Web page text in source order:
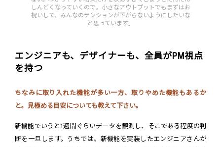
しんどくなっていくので。小さなアウトプットでもまずはお
祝いして、みんなのテンションが下がらないようにしたいな
と思っています」
エンジニアも、デザイナーも、全員がPM視点
を持つ
ちなみに取り入れた機能が多い一方、取りやめた機能もあるか
と。見極める目安についても教えて下さい。
新機能でいうと1週間ぐらいデータを観測し、そこである程度の判
断を一旦します。うちでは、新機能を実装したエンジニアさんが